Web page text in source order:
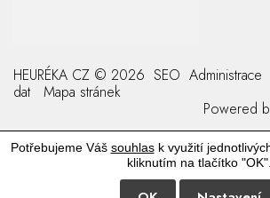
HEURÉKA CZ © 2026 SEO Administrace
dat
Mapa stránek
Powered
Potřebujeme Váš souhlask využití
kliknutím na tlačítko "OK".